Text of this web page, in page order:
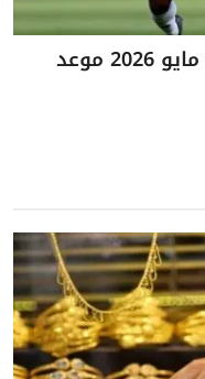
كلاسيكو الأرض اليوم الأحد 10 مايو 2026 موعد